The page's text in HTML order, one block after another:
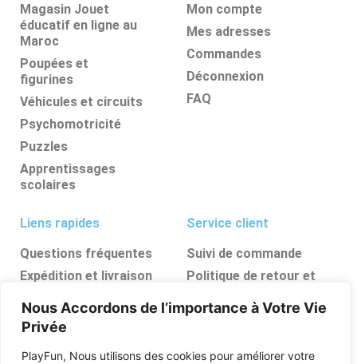
Nous Accordons de l’importance à Votre Vie
Privée
PlayFun, Nous utilisons des cookies pour améliorer votre
Magasin Jouet
éducatif en ligne au
Maroc
Poupées et
figurines
Véhicules et circuits
Psychomotricité
Puzzles
Apprentissages
scolaires
Mon compte
Mes adresses
Commandes
Déconnexion
FAQ
Liens rapides
Questions fréquentes
Expédition et livraison
remboursements
Ressources, conseils et
astuces
Service client
Suivi de commande
Politique de retour et
FAQ